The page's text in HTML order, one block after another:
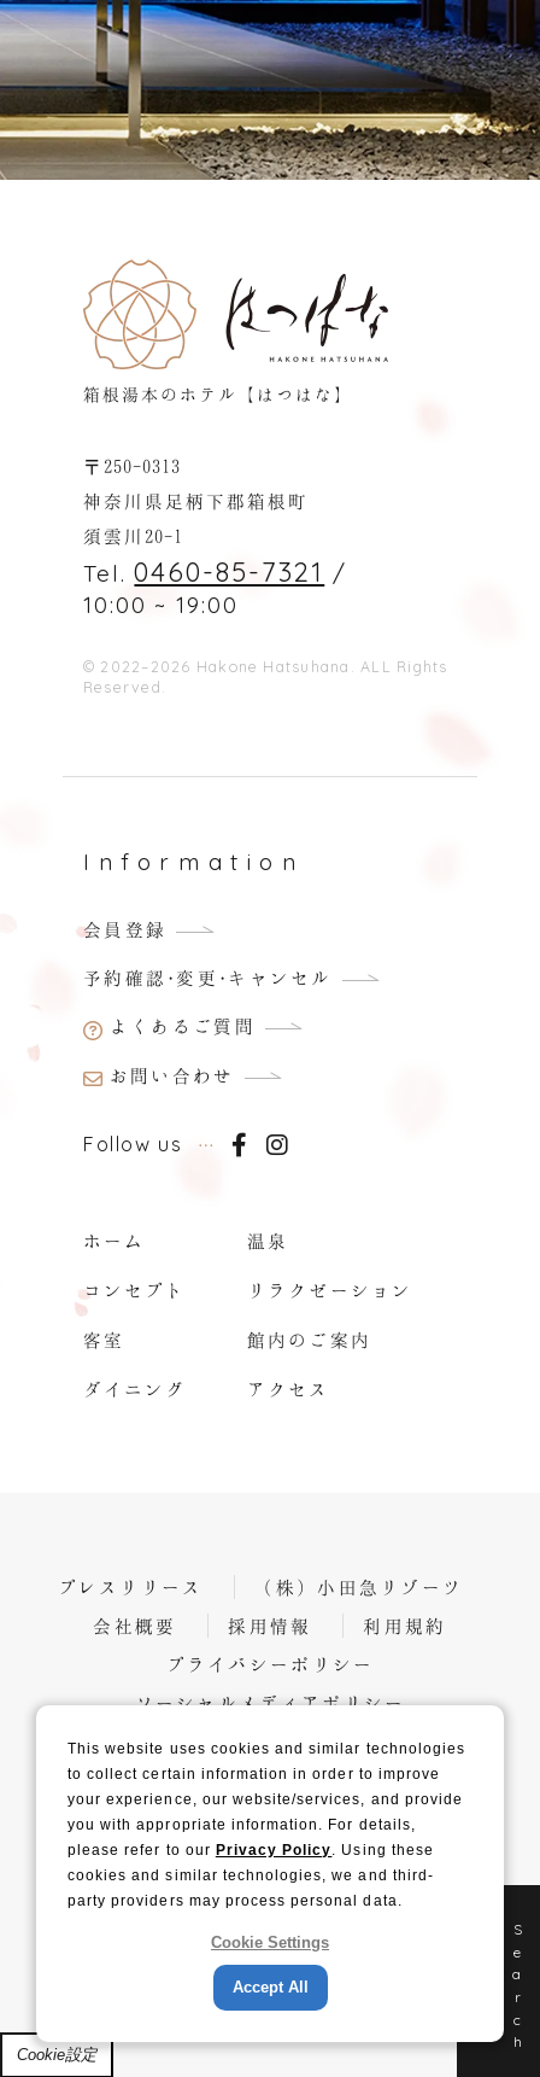
箱根湯本のホテル【はつはな】
〒250-0313
神奈川県足柄下郡箱根町
須雲川20-1
Tel.0460-85-7321 /
10:00 ~ 19:00
© 2022–2026 Hakone Hatsuhana. ALL Rights
Reserved.
Information
会員登録
予約確認·変更·キャンセル
よくあるご質問
お問い合わせ
Follow us
ホーム
コンセプト
客室
ダイニング
温泉
リラクゼーション
館内のご案内
アクセス
プレスリリース （株）小田急リゾーツ
会社概要 採用情報 利用規約
プライバシーポリシー
ソーシャルメディアポリシー
カスタマーハラスメントに対する行動指針
（株）小田急リゾーツ 施設一覧
Search
Cookie設定
This website uses cookies and similar technologies
to collect certain information in order to improve
your experience, our website/services, and provide
you with appropriate information. For details,
please refer to our Privacy Policy . Using these
cookies and similar technologies, we and third-
party providers may process personal data.
Cookie Settings
Accept All